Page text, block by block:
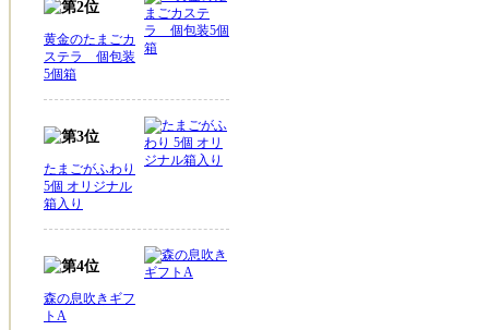
黄金のたまごカ
ステラ 個包装
5個箱
たまごがふわり
5個 オリジナル
箱入り
森の息吹きギフ
トA